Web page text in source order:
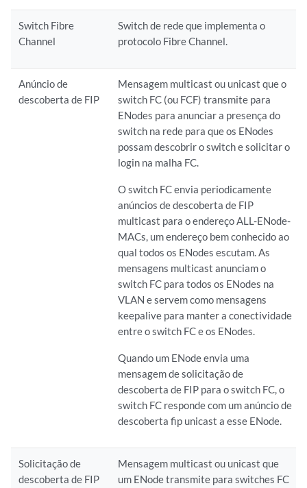
Switch Fibre
Channel
Switch de rede que implementa o
protocolo Fibre Channel.
Anúncio de
descoberta de FIP
Mensagem multicast ou unicast que o
switch FC (ou FCF) transmite para
ENodes para anunciar a presença do
switch na rede para que os ENodes
possam descobrir o switch e solicitar o
login na malha FC.
O switch FC envia periodicamente
anúncios de descoberta de FIP
multicast para o endereço ALL-ENode-
MACs, um endereço bem conhecido ao
qual todos os ENodes escutam. As
mensagens multicast anunciam o
switch FC para todos os ENodes na
VLAN e servem como mensagens
keepalive para manter a conectividade
entre o switch FC e os ENodes.
Quando um ENode envia uma
mensagem de solicitação de
descoberta de FIP para o switch FC, o
switch FC responde com um anúncio de
descoberta fip unicast a esse ENode.
Solicitação de
descoberta de FIP
Mensagem multicast ou unicast que
um ENode transmite para switches FC